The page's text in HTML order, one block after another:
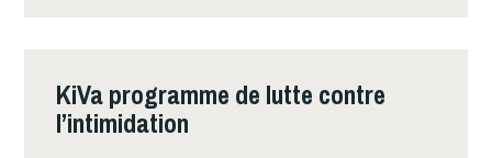
KiVa programme de lutte contre
l’intimidation